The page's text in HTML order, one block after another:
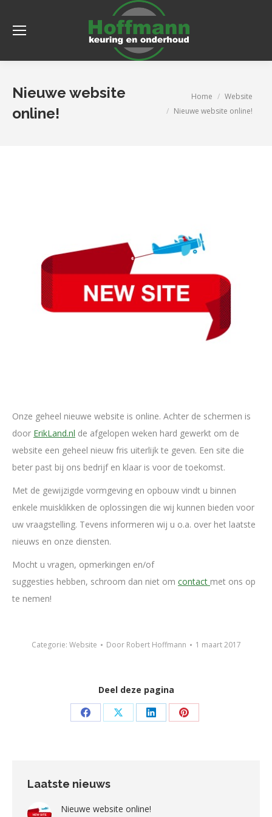
Nieuwe website
online!
Home
Website
Nieuwe website online!
Onze geheel nieuwe website is online. Achter de schermen is
door ErikLand.nl de afgelopen weken hard gewerkt om de
website een geheel nieuw fris uiterlijk te geven. Een site die
beter past bij ons bedrijf en klaar is voor de toekomst.
Met de gewijzigde vormgeving en opbouw vindt u binnen
enkele muisklikken de oplossingen die wij kunnen bieden voor
uw vraagstelling. Tevens informeren wij u o.a. over het laatste
nieuws en onze diensten.
Mocht u vragen, opmerkingen en/of
suggesties hebben, schroom dan niet om contact met ons op
te nemen!
Categorie: Website Door Robert Hoffmann 1 maart 2017
Deel deze pagina
Deel
Deel
Deel
Deel
Laatste nieuws
Nieuwe website online!